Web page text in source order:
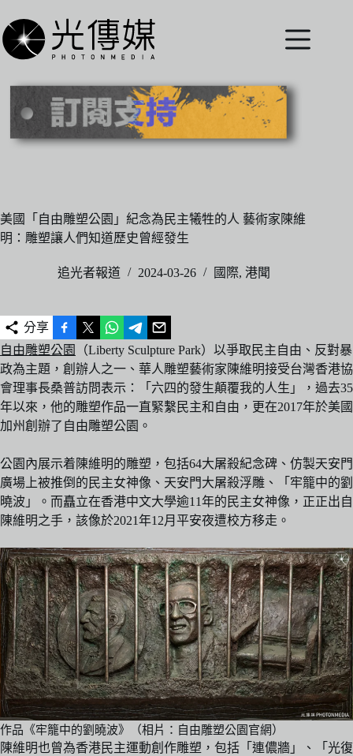
至
主
內
美國「自由雕塑公園」紀念為民主犧牲的人 藝術家陳維
明：雕塑讓人們知道歷史曾經發生
追光者報道 2024-03-26 國際, 港聞
分享
自由雕塑公園
（Liberty Sculpture Park）以爭取民主自由、反對暴
政為主題，創辦人之一、華人雕塑藝術家陳維明接受台灣香港協
會理事長桑普訪問表示：「六四的發生顛覆我的人生」，過去35
年以來，他的雕塑作品一直緊繫民主和自由，更在2017年於美國
加州創辦了自由雕塑公園。
公園內展示着陳維明的雕塑，包括64大屠殺紀念碑、仿製天安門
廣場上被推倒的民主女神像、天安門大屠殺浮雕、「牢籠中的劉
曉波」。而矗立在香港中文大學逾11年的民主女神像，正正出自
陳維明之手，該像於2021年12月平安夜遭校方移走。
作品《牢籠中的劉曉波》（相片：自由雕塑公園官網）
陳維明也曾為香港民主運動創作雕塑，包括「連儂牆」、「光復